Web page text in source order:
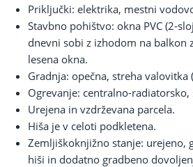
Priključki: elektrika, mestni
Stavbno pohištvo: okna PVC (2-
dnevni sobi z izhodom na balkon
lesena okna.
Gradnja: opečna, streha valovitka
Ogrevanje: centralno-radiatorsko,
Urejena in vzdrževana parcela.
Hiša je v celoti podkletena.
Zemljiškoknjižno stanje: urejeno,
hiši in dodatno gradbeno